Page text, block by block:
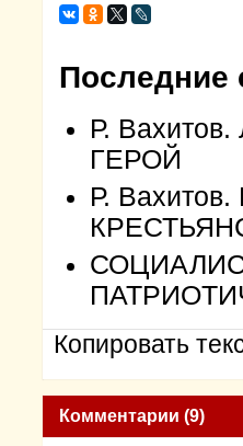
Последние
Р.
ГЕРОЙ
Р.
Копировать
Комментарии (9)